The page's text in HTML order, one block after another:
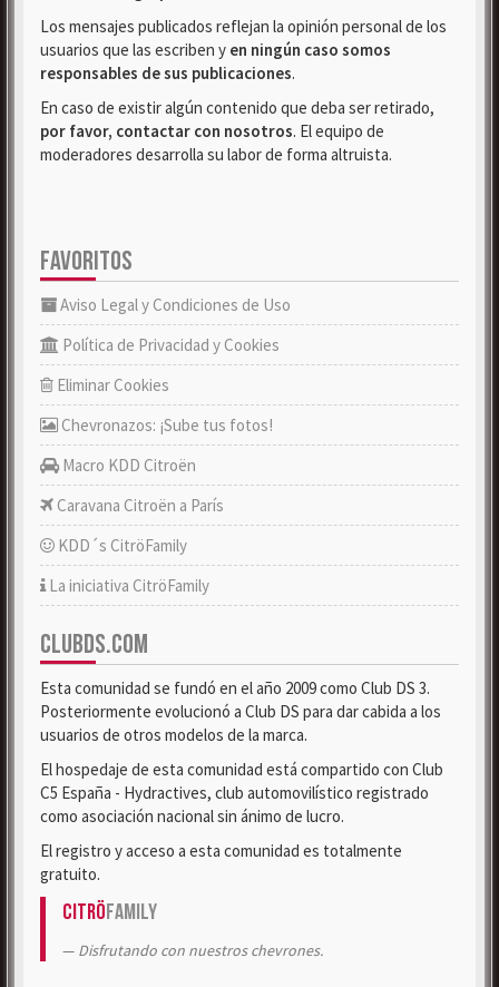
Los mensajes publicados reflejan la opinión personal de los
usuarios que las escriben y en ningún caso somos
responsables de sus publicaciones.
En caso de existir algún contenido que deba ser retirado,
por favor, contactar con nosotros. El equipo de
moderadores desarrolla su labor de forma altruista.
FAVORITOS
Aviso Legal y Condiciones de Uso
Política de Privacidad y Cookies
Eliminar Cookies
Chevronazos: ¡Sube tus fotos!
Macro KDD Citroën
Caravana Citroën a París
KDD´s CitröFamily
La iniciativa CitröFamily
CLUBDS.COM
Esta comunidad se fundó en el año 2009 como Club DS 3.
Posteriormente evolucionó a Club DS para dar cabida a los
usuarios de otros modelos de la marca.
El hospedaje de esta comunidad está compartido con Club
C5 España - Hydractives, club automovilístico registrado
como asociación nacional sin ánimo de lucro.
El registro y acceso a esta comunidad es totalmente
gratuito.
CitröFamily
Disfrutando con nuestros chevrones.